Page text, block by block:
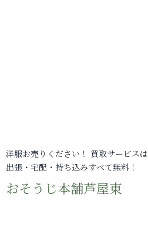
洋服お売りください！ 買取サービスは
出張・宅配・持ち込みすべて無料！
おそうじ本舗芦屋東